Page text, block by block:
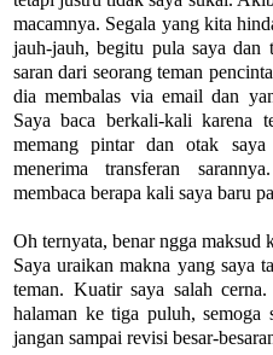
macamnya. Segala yang kita
jauh-jauh, begitu pula saya
saran dari seorang teman
dia membalas via email dan
Saya baca berkali-kali karena
memang pintar dan otak saya
menerima transferan
membaca berapa kali saya baru
Oh ternyata, benar ngga maksud
Saya uraikan makna yang saya
teman. Kuatir saya salah
halaman ke tiga puluh,
jangan sampai revisi besar-